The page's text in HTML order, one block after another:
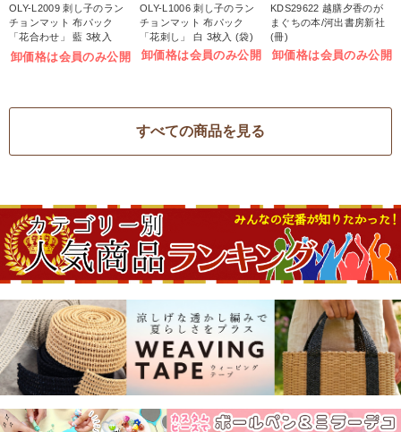
OLY-L2009 刺し子のラン
チョンマット 布パック
「花合わせ」 藍 3枚入
(袋)
卸価格は会員のみ公開
OLY-L1006 刺し子のラン
チョンマット 布パック
「花刺し」 白 3枚入 (袋)
卸価格は会員のみ公開
KDS29622 越膳夕香のが
まぐちの本/河出書房新社
(冊)
卸価格は会員のみ公開
すべての商品を見る